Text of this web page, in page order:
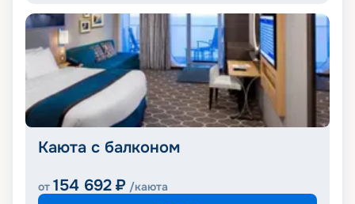
Каюта с балконом
от 154 692 ₽ /каюта